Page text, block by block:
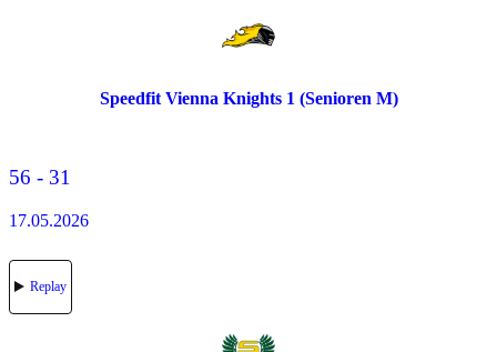
Speedfit Vienna Knights 1 (Senioren M)
56 - 31
17.05.2026
Replay